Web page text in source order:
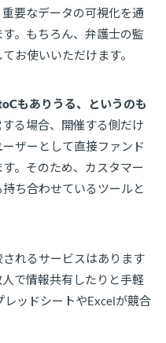
重要なデータの可視化を通
。もちろん、弁護士の監
お使いいただけます。
もありうる、というのも
る場合、開催する側だけ
ザーとして直接ファンド
。そのため、カスタマー
ち合わせているツールと
れるサービスはあります
で情報共有したりと手軽
ッドシートやExcelが競合